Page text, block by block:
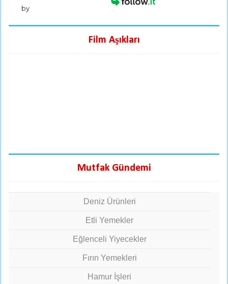
by
Film Aşıkları
Mutfak Gündemi
Deniz Ürünleri
Etli Yemekler
Eğlenceli Yiyecekler
Fırın Yemekleri
Hamur İşleri